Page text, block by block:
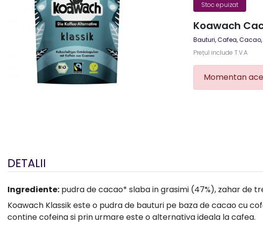
Stoc epuizat
Koawach
Bauturi,Cafea,
Prețul include T.V.A
Momentan
DETALII
Ingrediente: pudra de cacao* slaba in grasimi (47%), zahar de
Koawach Klassik este o pudra de bauturi pe baza de cacao cu
contine cofeina si prin urmare este o alternativa ideala la cafea.